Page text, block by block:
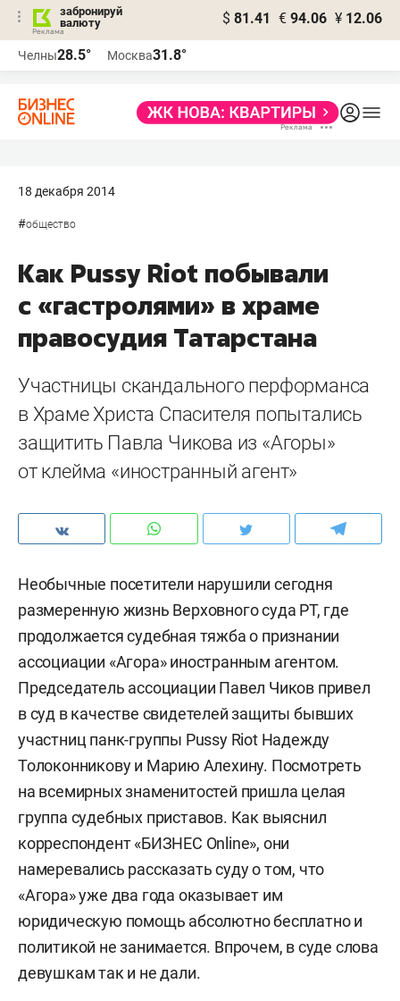
забронируй
валюту
$ 81.41 € 94.06 ¥ 12.06
Челны28.5° Москва31.8°
18 декабря 2014
#общество
Как Pussy Riot побывали
с «гастролями» в храме
правосудия Татарстана
Участницы скандального перформанса
в Храме Христа Спасителя попытались
защитить Павла Чикова из «Агоры»
от клейма «иностранный агент»
Необычные посетители нарушили сегодня
размеренную жизнь Верховного суда РТ, где
продолжается судебная тяжба о признании
ассоциации «Агора» иностранным агентом.
Председатель ассоциации Павел Чиков привел
в суд в качестве свидетелей защиты бывших
участниц панк-группы Pussy Riot Надежду
Толоконникову и Марию Алехину. Посмотреть
на всемирных знаменитостей пришла целая
группа судебных приставов. Как выяснил
корреспондент «БИЗНЕС Online», они
намеревались рассказать суду о том, что
«Агора» уже два года оказывает им
юридическую помощь абсолютно бесплатно и
политикой не занимается. Впрочем, в суде слова
девушкам так и не дали.